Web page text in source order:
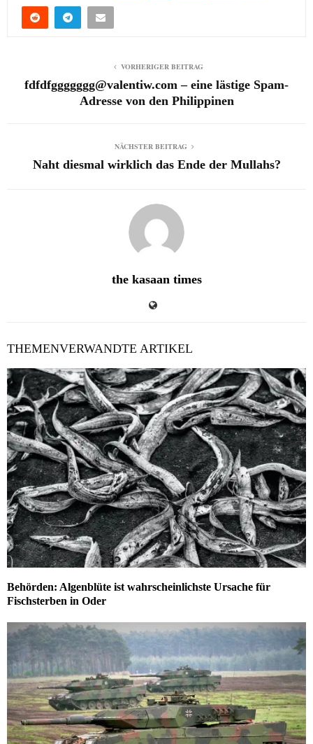
VORHERIGER BEITRAG
fdfdfggggggg@valentiw.com – eine lästige Spam-
Adresse von den Philippinen
NÄCHSTER BEITRAG
Naht diesmal wirklich das Ende der Mullahs?
the kasaan times
THEMENVERWANDTE ARTIKEL
Behörden: Algenblüte ist wahrscheinlichste Ursache für
Fischsterben in Oder